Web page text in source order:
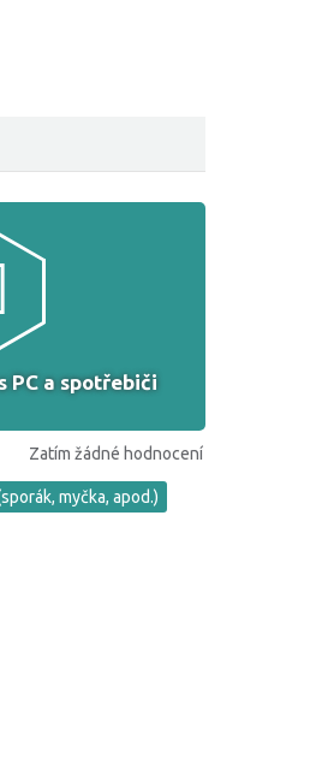
PC a spotřebiči
Zatím žádné hodnocení
myčka, apod.)